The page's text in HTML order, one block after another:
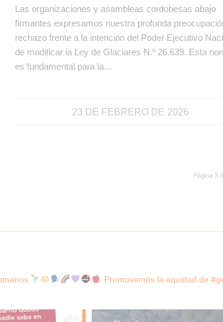
Las organizaciones y asambleas cordobesas abajo
firmantes expresamos nuestra profunda
rechazo frente a la intención del Poder Ejecutivo
de modificar la Ley de Glaciares N.º 26.639. Esta
es fundamental para la…
23 DE FEBRERO DE 2026
Página 3
Promovemos la equidad de